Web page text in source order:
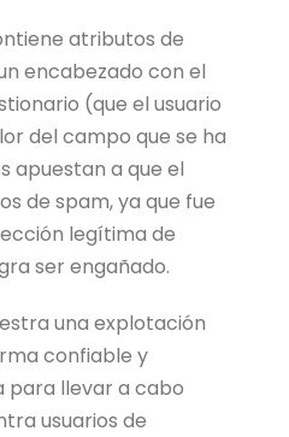
atributos de
encabezado con el
(que el usuario
del campo que se ha
apuestan a que el
de spam, ya que fue
legítima de
ser engañado.
una explotación
confiable y
para llevar a cabo
usuarios de